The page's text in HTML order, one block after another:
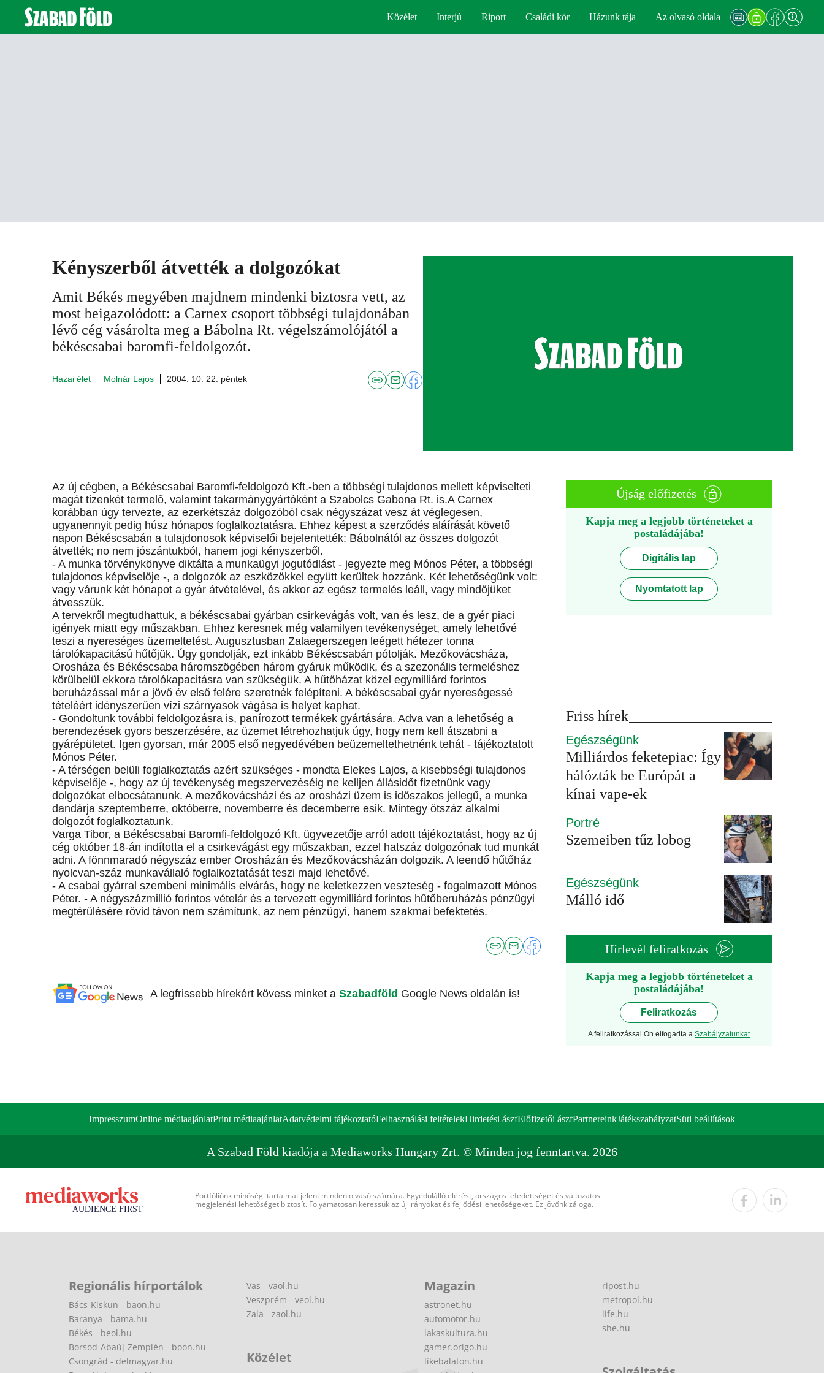
Közélet Interjú Riport Családi kör Házunk tája Az olvasó oldala
Kényszerből átvették a dolgozókat
Amit Békés megyében majdnem mindenki biztosra vett, az
most beigazolódott: a Carnex csoport többségi tulajdonában
lévő cég vásárolta meg a Bábolna Rt. végelszámolójától a
békéscsabai baromfi-feldolgozót.
Hazai élet Molnár Lajos 2004. 10. 22. péntek
Az új cégben, a Békéscsabai Baromfi-feldolgozó Kft.-ben a többségi tulajdonos mellett képviselteti
magát tizenkét termelő, valamint takarmánygyártóként a Szabolcs Gabona Rt. is.A Carnex
korábban úgy tervezte, az ezerkétszáz dolgozóból csak négyszázat vesz át véglegesen,
ugyanennyit pedig húsz hónapos foglalkoztatásra. Ehhez képest a szerződés aláírását követő
napon Békéscsabán a tulajdonosok képviselői bejelentették: Bábolnától az összes dolgozót
átvették; no nem jószántukból, hanem jogi kényszerből.
- A munka törvénykönyve diktálta a munkaügyi jogutódlást - jegyezte meg Mónos Péter, a többségi
tulajdonos képviselője -, a dolgozók az eszközökkel együtt kerültek hozzánk. Két lehetőségünk volt:
vagy várunk két hónapot a gyár átvételével, és akkor az egész termelés leáll, vagy mindőjüket
átvesszük.
A tervekről megtudhattuk, a békéscsabai gyárban csirkevágás volt, van és lesz, de a gyér piaci
igények miatt egy műszakban. Ehhez keresnek még valamilyen tevékenységet, amely lehetővé
teszi a nyereséges üzemeltetést. Augusztusban Zalaegerszegen leégett hétezer tonna
tárolókapacitású hűtőjük. Úgy gondolják, ezt inkább Békéscsabán pótolják. Mezőkovácsháza,
Orosháza és Békéscsaba háromszögében három gyáruk működik, és a szezonális termeléshez
körülbelül ekkora tárolókapacitásra van szükségük. A hűtőházat közel egymilliárd forintos
beruházással már a jövő év első felére szeretnék felépíteni. A békéscsabai gyár nyereségessé
tételéért idényszerűen vízi szárnyasok vágása is helyet kaphat.
- Gondoltunk további feldolgozásra is, panírozott termékek gyártására. Adva van a lehetőség a
berendezések gyors beszerzésére, az üzemet létrehozhatjuk úgy, hogy nem kell átszabni a
gyárépületet. Igen gyorsan, már 2005 első negyedévében beüzemeltethetnénk tehát - tájékoztatott
Mónos Péter.
- A térségen belüli foglalkoztatás azért szükséges - mondta Elekes Lajos, a kisebbségi tulajdonos
képviselője -, hogy az új tevékenység megszervezéséig ne kelljen állásidőt fizetnünk vagy
dolgozókat elbocsátanunk. A mezőkovácsházi és az orosházi üzem is időszakos jellegű, a munka
dandárja szeptemberre, októberre, novemberre és decemberre esik. Mintegy ötszáz alkalmi
dolgozót foglalkoztatunk.
Varga Tibor, a Békéscsabai Baromfi-feldolgozó Kft. ügyvezetője arról adott tájékoztatást, hogy az új
cég október 18-án indította el a csirkevágást egy műszakban, ezzel hatszáz dolgozónak tud munkát
adni. A fönnmaradó négyszáz ember Orosházán és Mezőkovácsházán dolgozik. A leendő hűtőház
nyolcvan-száz munkavállaló foglalkoztatását teszi majd lehetővé.
- A csabai gyárral szembeni minimális elvárás, hogy ne keletkezzen veszteség - fogalmazott Mónos
Péter. - A négyszázmillió forintos vételár és a tervezett egymilliárd forintos hűtőberuházás pénzügyi
megtérülésére rövid távon nem számítunk, az nem pénzügyi, hanem szakmai befektetés.
A legfrissebb hírekért kövess minket a Szabadföld Google News oldalán is!
Újság előfizetés
Kapja meg a legjobb történeteket a
postaládájába!
Digitális lap
Nyomtatott lap
Friss hírek
Egészségünk
Milliárdos feketepiac: Így
hálózták be Európát a
kínai vape-ek
Portré
Szemeiben tűz lobog
Egészségünk
Málló idő
Hírlevél feliratkozás
Kapja meg a legjobb történeteket a
postaládájába!
Feliratkozás
A feliratkozással Ön elfogadta a Szabályzatunkat
ImpresszumOnline médiaajánlatPrint médiaajánlatAdatvédelmi tájékoztatóFelhasználási feltételekHirdetési ászfElőfizetői ászfPartnereinkJátékszabályzatSüti beállítások
A Szabad Föld kiadója a Mediaworks Hungary Zrt. © Minden jog fenntartva. 2026
Portfóliónk minőségi tartalmat jelent minden olvasó számára. Egyedülálló elérést, országos lefedettséget és változatos
megjelenési lehetőséget biztosít. Folyamatosan keressük az új irányokat és fejlődési lehetőségeket. Ez jövőnk záloga.
Regionális hírportálok
Bács-Kiskun - baon.hu
Baranya - bama.hu
Békés - beol.hu
Borsod-Abaúj-Zemplén - boon.hu
Csongrád - delmagyar.hu
Vas - vaol.hu
Veszprém - veol.hu
Zala - zaol.hu
Közélet
Magazin
astronet.hu
automotor.hu
lakaskultura.hu
gamer.origo.hu
likebalaton.hu
ripost.hu
metropol.hu
life.hu
she.hu